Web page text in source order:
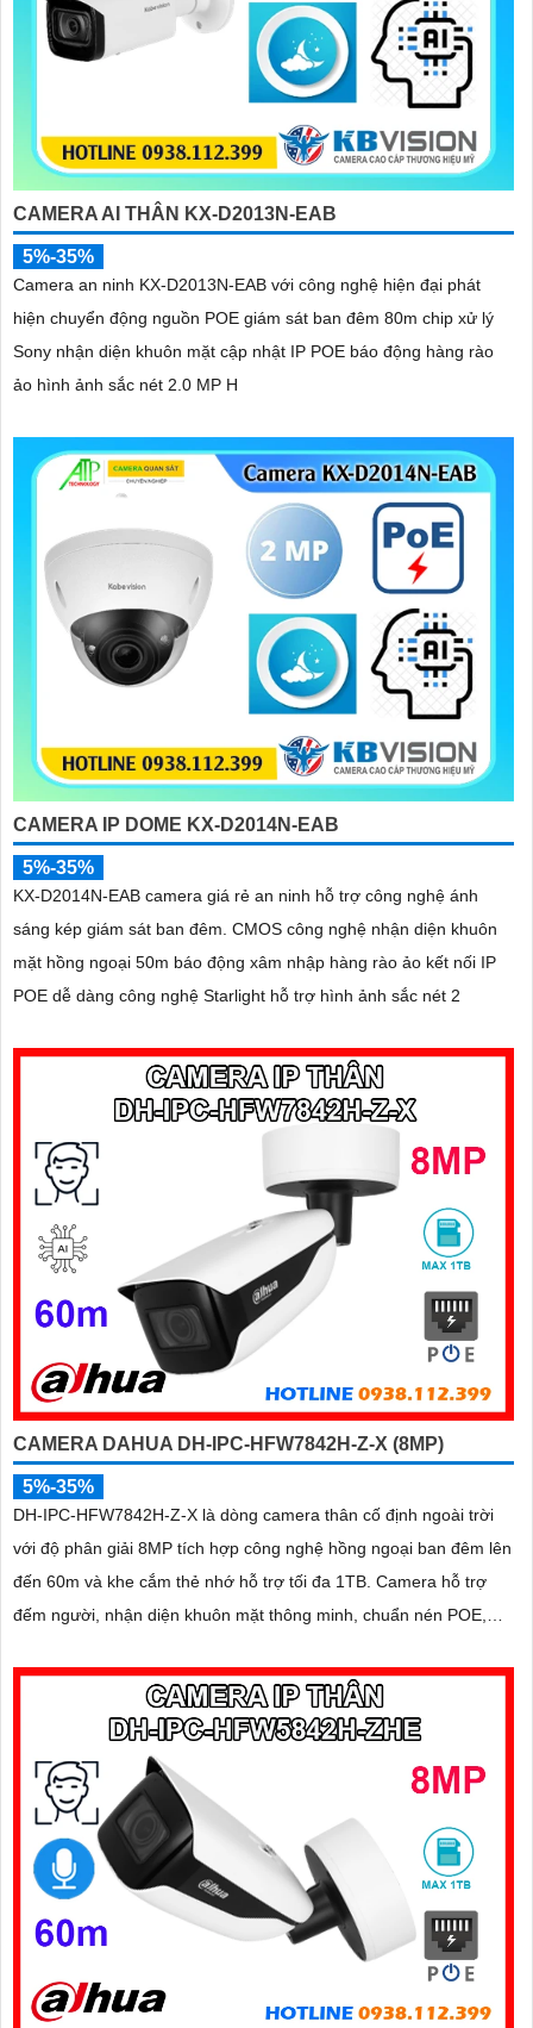
CAMERA AI THÂN KX-D2013N-EAB
5%-35%
Camera an ninh KX-D2013N-EAB với công nghệ hiện đại phát
hiện chuyển động nguồn POE giám sát ban đêm 80m chip xử lý
Sony nhận diện khuôn mặt cập nhật IP POE báo động hàng rào
ảo hình ảnh sắc nét 2.0 MP H
CAMERA IP DOME KX-D2014N-EAB
5%-35%
KX-D2014N-EAB camera giá rẻ an ninh hỗ trợ công nghệ ánh
sáng kép giám sát ban đêm. CMOS công nghệ nhận diện khuôn
mặt hồng ngoại 50m báo động xâm nhập hàng rào ảo kết nối IP
POE dễ dàng công nghệ Starlight hỗ trợ hình ảnh sắc nét 2
CAMERA DAHUA DH-IPC-HFW7842H-Z-X (8MP)
5%-35%
DH-IPC-HFW7842H-Z-X là dòng camera thân cố định ngoài trời
với độ phân giải 8MP tích hợp công nghệ hồng ngoại ban đêm lên
đến 60m và khe cắm thẻ nhớ hỗ trợ tối đa 1TB. Camera hỗ trợ
đếm người, nhận diện khuôn mặt thông minh, chuẩn nén POE,
sát ngoài trời, hỗ trợ tính năng quản lý chỗ đỗ xe hiệu quả cho các